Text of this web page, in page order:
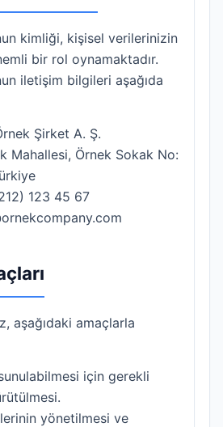
kimliği, kişisel verilerinizin
bir rol oynamaktadır.
iletişim bilgileri aşağıda
Şirket A. Ş.
Mahallesi, Örnek Sokak No:
123 45 67
aşağıdaki amaçlarla
için gerekli
yönetilmesi ve